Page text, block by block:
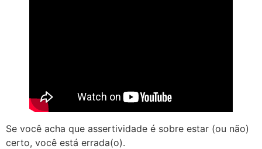
Se você acha que assertividade é sobre estar (ou não)
certo, você está errada(o).